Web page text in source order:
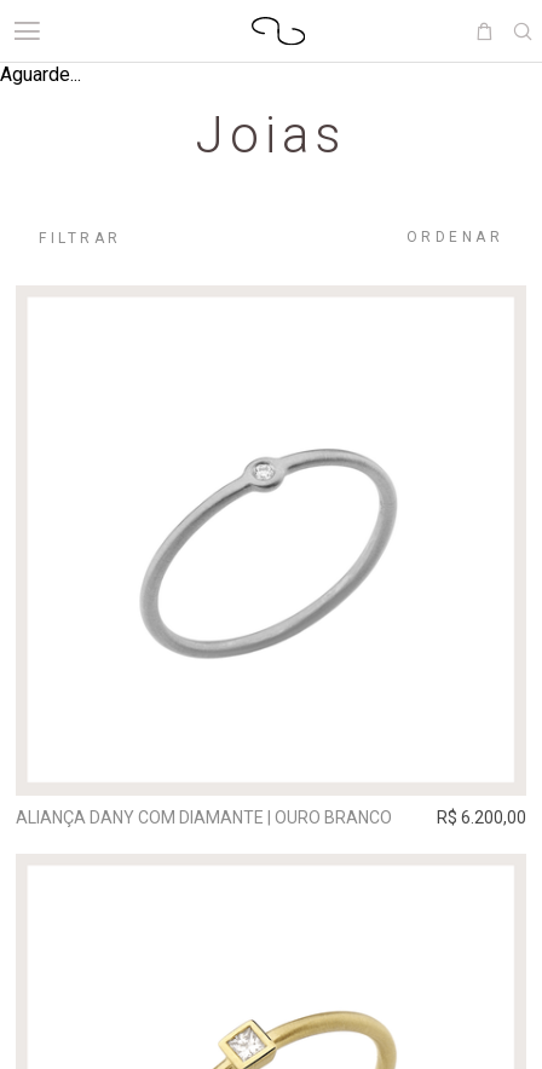
Aguarde...
Joias
FILTRAR ORDENAR
ALIANÇA DANY COM DIAMANTE | OURO BRANCO R$ 6.200,00